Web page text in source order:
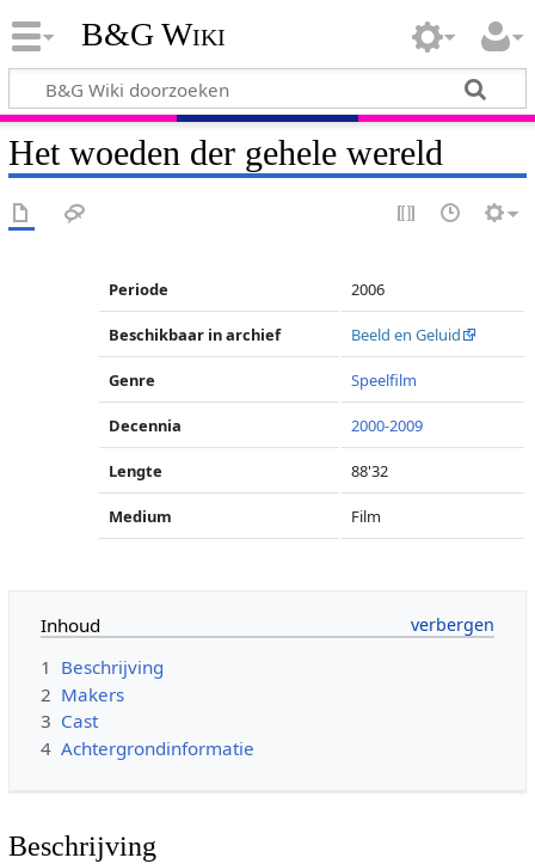
B&G Wiki
Het woeden der gehele wereld
Periode 2006
Beschikbaar in archief Beeld en Geluid
Genre Speelfilm
Decennia 2000-2009
Lengte 88'32
Medium Film
Inhoud
1 Beschrijving
2 Makers
3 Cast
4 Achtergrondinformatie
Beschrijving